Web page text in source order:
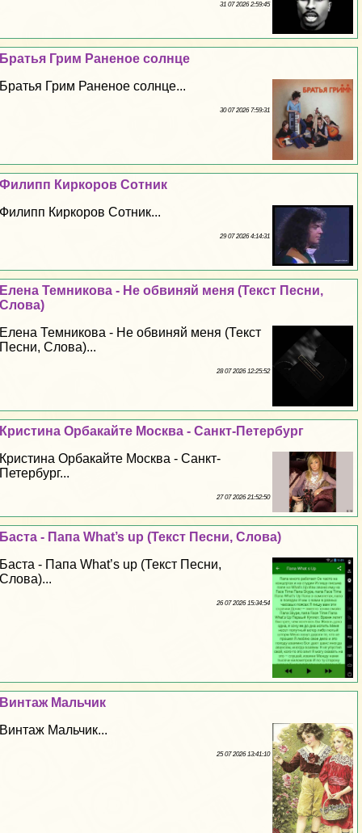
31 07 2026 2:59:45
Братья Грим Раненое солнце
Братья Грим Раненое солнце...
30 07 2026 7:59:31
Филипп Киркоров Сотник
Филипп Киркоров Сотник...
29 07 2026 4:14:31
Елена Темникова - Не обвиняй меня (Текст Песни,
Слова)
Елена Темникова - Не обвиняй меня (Текст
Песни, Слова)...
28 07 2026 12:25:52
Кристина Орбакайте Москва - Санкт-Петербург
Кристина Орбакайте Москва - Санкт-
Петербург...
27 07 2026 21:52:50
Баста - Папа What’s up (Текст Песни, Слова)
Баста - Папа What’s up (Текст Песни,
Слова)...
26 07 2026 15:34:54
Винтаж Мальчик
Винтаж Мальчик...
25 07 2026 13:41:10